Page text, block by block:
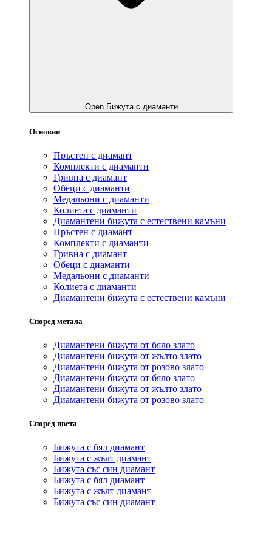
Open Бижута с диаманти
Основни
Пръстен с диамант
Комплекти с диаманти
Гривнa с диамант
Обеци с диаманти
Медальони с диаманти
Колиета с диаманти
Диамантени бижута с естествени камъни
Пръстен с диамант
Комплекти с диаманти
Гривнa с диамант
Обеци с диаманти
Медальони с диаманти
Колиета с диаманти
Диамантени бижута с естествени камъни
Според метала
Диамантени бижута от бяло злато
Диамантени бижута от жълто злато
Диамантени бижута от розово злато
Диамантени бижута от бяло злато
Диамантени бижута от жълто злато
Диамантени бижута от розово злато
Според цвета
Бижута с бял диамант
Бижута с жълт диамант
Бижута със син диамант
Бижута с бял диамант
Бижута с жълт диамант
Бижута със син диамант